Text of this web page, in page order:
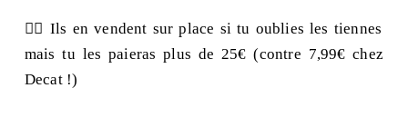
👉🏻 Ils en vendent sur place si tu oublies les tiennes
mais tu les paieras plus de 25€ (contre 7,99€ chez
Decat !)